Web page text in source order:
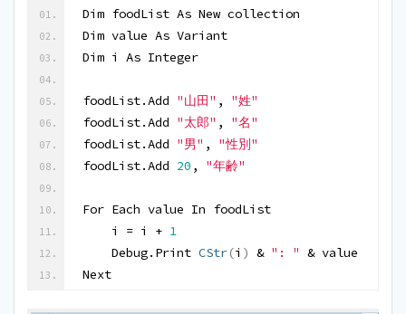
Dim foodList As New collection
Dim value As Variant
Dim i As Integer
foodList.Add "山田" , "姓"
foodList.Add "太郎" , "名"
foodList.Add "男" , "性別"
foodList.Add 20 , "年齢"
For Each value In foodList
    i = i +
1
    Debug.Print
CStr(i ) & ": " & value
Next